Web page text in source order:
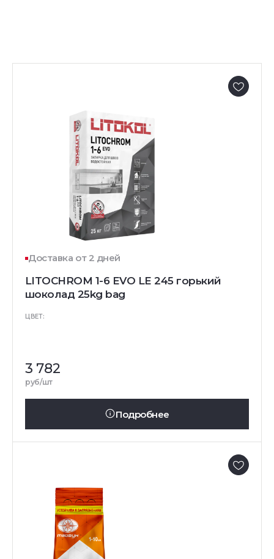
Доставка от 2 дней
LITOCHROM 1-6 EVO LE 245 горький
шоколад 25kg bag
ЦВЕТ:
3 782
руб/шт
Подробнее